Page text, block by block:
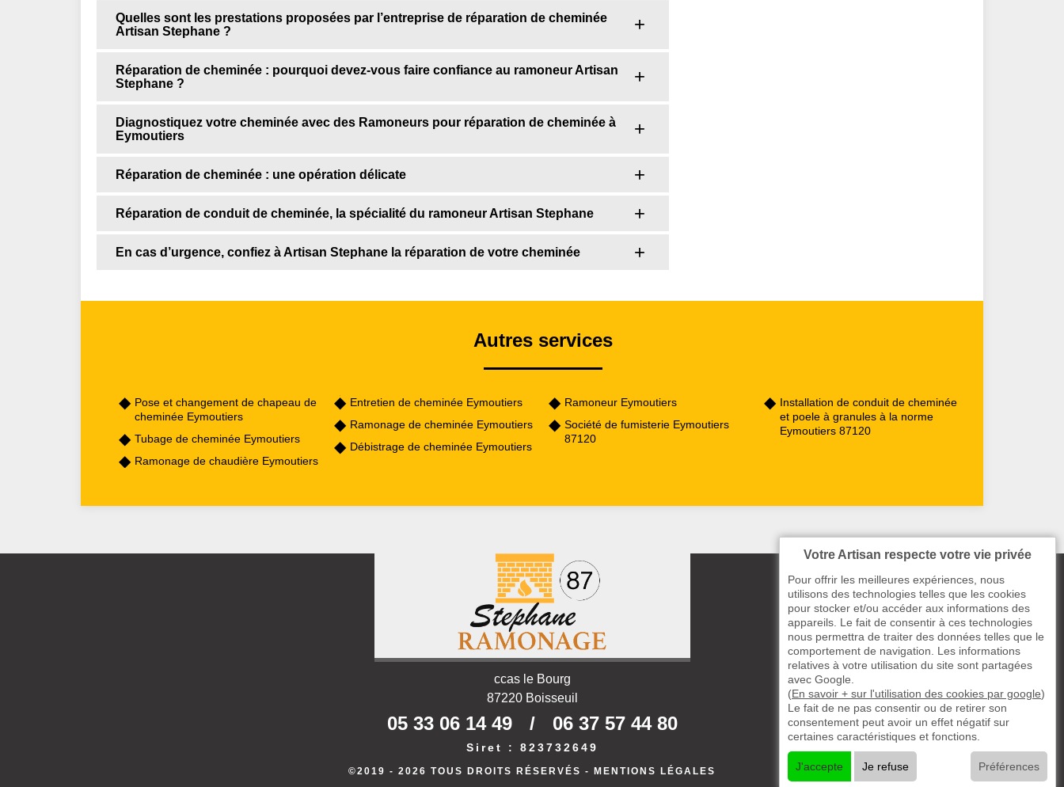
Quelles sont les prestations proposées par l’entreprise de réparation de cheminée
Artisan Stephane ?
Réparation de cheminée : pourquoi devez-vous faire confiance au ramoneur Artisan
Stephane ?
Diagnostiquez votre cheminée avec des Ramoneurs pour réparation de cheminée à
Eymoutiers
Réparation de cheminée : une opération délicate
Réparation de conduit de cheminée, la spécialité du ramoneur Artisan Stephane
En cas d’urgence, confiez à Artisan Stephane la réparation de votre cheminée
Autres services
Pose et changement de chapeau de
cheminée Eymoutiers
Tubage de cheminée Eymoutiers
Ramonage de chaudière Eymoutiers
Entretien de cheminée Eymoutiers
Ramonage de cheminée Eymoutiers
Débistrage de cheminée Eymoutiers
Ramoneur Eymoutiers
Société de fumisterie Eymoutiers
87120
Installation de conduit de cheminée
et poele à granules à la norme
Eymoutiers 87120
ccas le Bourg
87220 Boisseuil
05 33 06 14 49 / 06 37 57 44 80
Siret : 823732649
©2019 - 2026 TOUS DROITS RÉSERVÉS - MENTIONS LÉGALES
Votre Artisan respecte votre vie privée
Pour offrir les meilleures expériences, nous
utilisons des technologies telles que les cookies
pour stocker et/ou accéder aux informations des
appareils. Le fait de consentir à ces technologies
nous permettra de traiter des données telles que le
comportement de navigation. Les informations
relatives à votre utilisation du site sont partagées
avec Google.
(En savoir + sur l'utilisation des cookies par google)
Le fait de ne pas consentir ou de retirer son
consentement peut avoir un effet négatif sur
certaines caractéristiques et fonctions.
J'accepte Je refuse Préférences